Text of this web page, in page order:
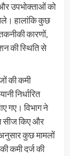
उपभोक्ताओं को
हालांकि कुछ
कारणों,
की स्थिति से
की कमी
निर्धारित
गए। विभाग ने
सीज किए और
कुछ मामलों
कमी दर्ज की